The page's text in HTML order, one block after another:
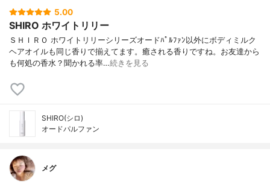
5.00
SHIRO ホワイトリリー
ＳＨＩＲＯ ホワイトリリーシリーズオードﾊﾟﾙﾌｧﾝ以外にボディミルク
ヘアオイルも同じ香りで揃えてます。癒される香りですね。お友達から
も何処の香水？聞かれる率…続きを見る
SHIRO(シロ)
オードパルファン
メグ